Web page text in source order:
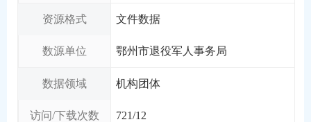
资源格式 文件数据
数源单位 鄂州市退役军人事务局
数据领域 机构团体
访问/下载次数 721/12